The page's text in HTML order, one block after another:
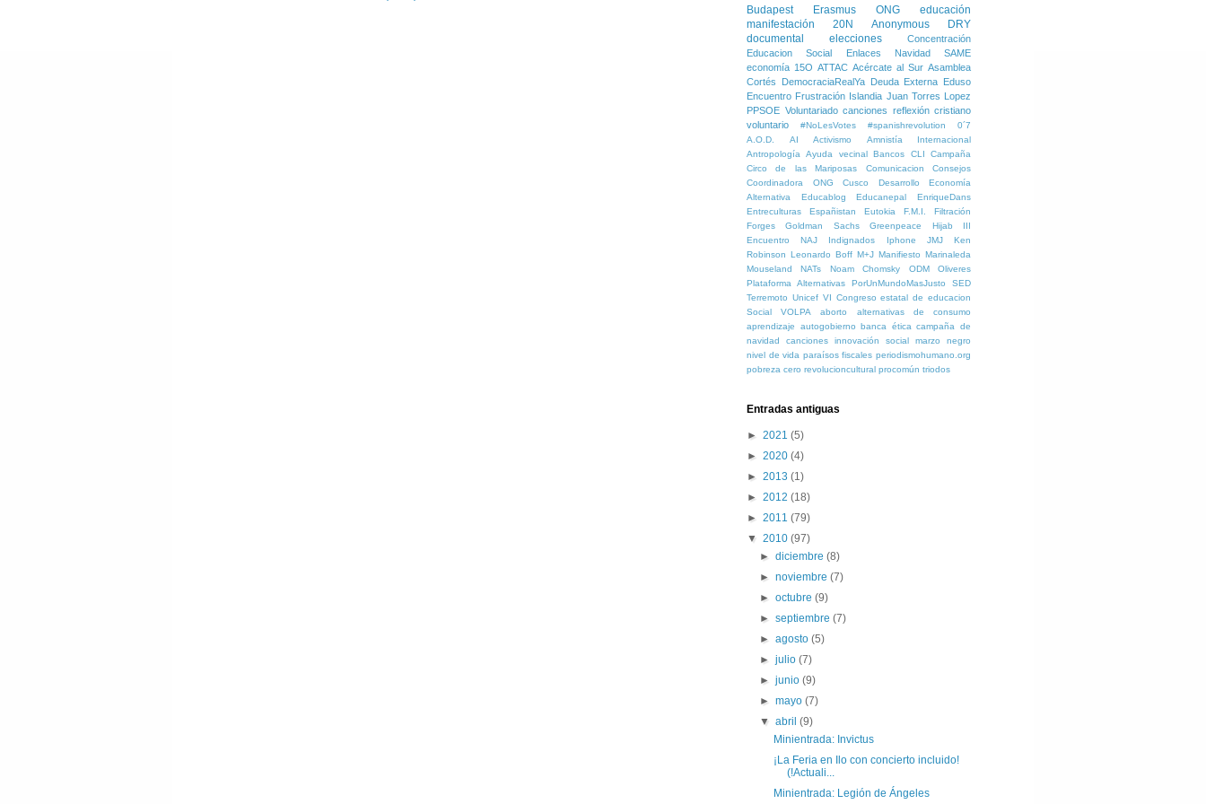
Budapest
Erasmus ONG
educación
manifestación
20N Anonymous
DRY
documental
elecciones
Concentración
Educacion Social
Enlaces Navidad
SAME
economía 15O ATTAC Acércate al Sur Asamblea
Cortés
DemocraciaRealYa Deuda Externa
Eduso
Encuentro Frustración Islandia Juan Torres Lopez
PPSOE Voluntariado canciones reflexión cristiano
voluntario
#NoLesVotes #spanishrevolution
0´7
A.O.D.
AI Activismo
Amnistía Internacional
Antropología Ayuda vecinal Bancos CLI
Campaña
Circo de las Mariposas
Comunicacion
Consejos
Coordinadora ONG
Cusco Desarrollo
Economía
Alternativa
Educablog Educanepal
EnriqueDans
Entreculturas
Españistan Eutokia F.M.I.
Filtración
Forges
Goldman Sachs Greenpeace Hijab
Encuentro NAJ
Indignados Iphone JMJ
Ken
Robinson
Leonardo Boff M+J Manifiesto
Marinaleda
Mouseland
NATs Noam Chomsky ODM
Oliveres
Plataforma Alternativas
PorUnMundoMasJusto
SED
Terremoto Unicef VI Congreso estatal de educacion
Social
VOLPA aborto
alternativas de consumo
aprendizaje
autogobierno banca ética campaña de
navidad
canciones innovación social
marzo negro
nivel de vida paraísos fiscales periodismohumano.org
pobreza cero revolucioncultural procomún triodos
Entradas antiguas
► 2021 (5)
► 2020 (4)
► 2013 (1)
► 2012 (18)
► 2011 (79)
▼ 2010 (97)
►diciembre(8)
►noviembre(7)
►octubre(9)
►septiembre(7)
►agosto(5)
►julio(7)
►junio(9)
►mayo(7)
▼abril(9)
Minientrada: Invictus
¡La Feria en Ilo con concierto incluido!
(!Actuali...
Minientrada: Legión de Ángeles